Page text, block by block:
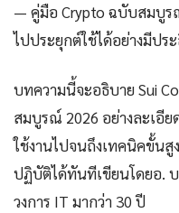
— คู่มือ Crypto ฉบับสมบูร
ไปประยุกต์ใช้ได้อย่างมีปร
บทความนี้จะอธิบาย Sui
สมบูรณ์ 2026 อย่างละเอี
ใช้งานไปจนถึงเทคนิคขั้นสู
ปฏิบัติได้ทันทีเขียนโดยอ.
วงการ IT มากว่า 30 ปี